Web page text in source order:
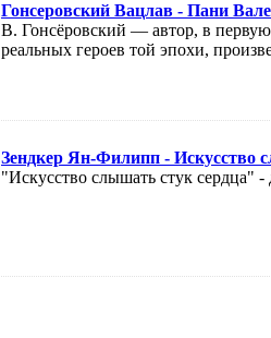
Гонсеровский Вацлав - Пани
В. Гонсёровский — автор, в
реальных героев той эпохи,
Зендкер Ян-Филипп - Искусство
"Искусство слышать стук сердца"